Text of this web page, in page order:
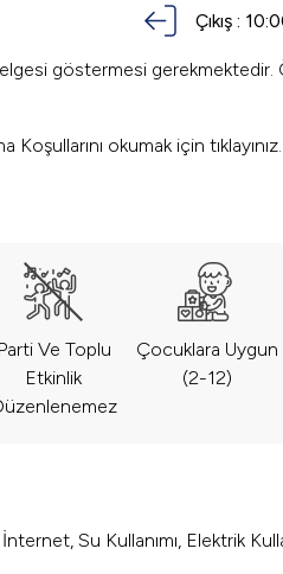
Çıkış :
göstermesi
Koşullarını okumak için tıklayınız.
Parti Ve Toplu
Etkinlik
Çocuklara Uygun
(2-12)
Su Kullanımı, Elektrik